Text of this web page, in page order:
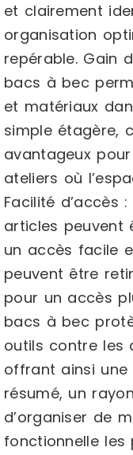
et clairement
organisation
repérable. Gain
bacs à bec
et matériaux
simple étagère,
avantageux
ateliers où
Facilité d’accès
articles peuvent
un accès facile
peuvent être
pour un accès
bacs à bec
outils contre les
offrant ainsi une
résumé, un
d’organiser de
fonctionnelle